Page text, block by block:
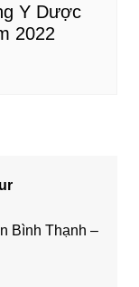
Y Dược
2022
Bình Thạnh –